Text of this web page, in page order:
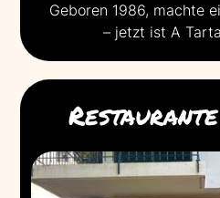
Geboren 1986, machte
– jetzt ist A